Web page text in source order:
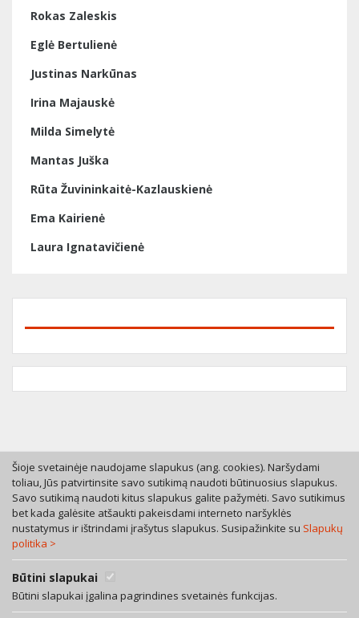
Rokas Zaleskis
Eglė Bertulienė
Justinas Narkūnas
Irina Majauskė
Milda Simelytė
Mantas Juška
Rūta Žuvininkaitė-Kazlauskienė
Ema Kairienė
Laura Ignatavičienė
Tel. +370 46 246630
Mob. +370 616 53055
A. Rotundo g. 5, LT-01400 Vilnius
Bendra teisinių paslaugų sutartis
Privatumo politika
Facebook
Šioje svetainėje naudojame slapukus (ang. cookies). Naršydami
toliau, Jūs patvirtinsite savo sutikimą naudoti būtinuosius slapukus.
Savo sutikimą naudoti kitus slapukus galite pažymėti. Savo sutikimus
bet kada galėsite atšaukti pakeisdami interneto naršyklės
nustatymus ir ištrindami įrašytus slapukus. Susipažinkite su Slapukų
politika >
Būtini slapukai
Būtini slapukai įgalina pagrindines svetainės funkcijas.